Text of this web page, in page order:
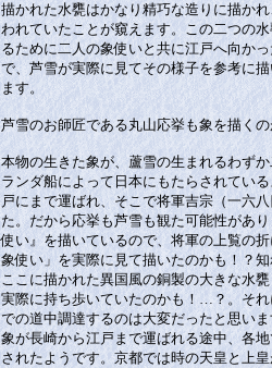
描かれた水甕はかなり精巧な造りに描か
われていたことが窺えます。この二つの
るために二人の象使いと共に江戸へ向か
で、芦雪が実際に見てその様子を参考に
ます。
芦雪のお師匠である丸山応挙も象を描くの
本物の生きた象が、蘆雪の生まれるわず
ランダ船によって日本にもたらされてい
戸にまで運ばれ、そこで将軍吉宗（一六
た。だから応挙も芦雪も観た可能性があ
使い』を描いているので、将軍の上覧の
象使い」を実際に見て描いたのかも！？知
ここに描かれた異国風の銅製の大きな水
実際に持ち歩いていたのかも！…？。そ
での道中調達するのは大変だったと思いま
象が長崎から江戸まで運ばれる途中、各
されたようです。京都では時の天皇と上